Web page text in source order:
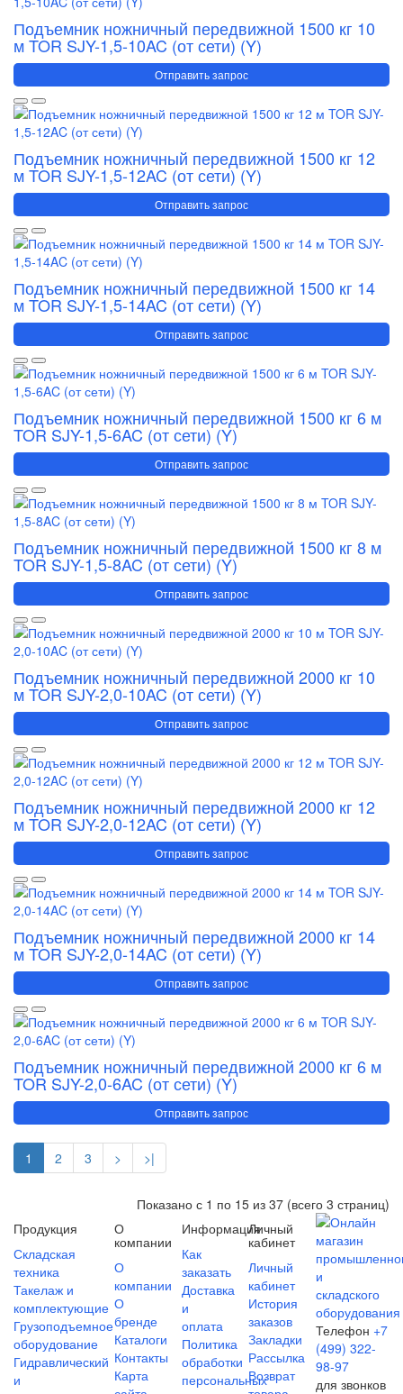
Подъемник ножничный передвижной 1500 кг 10
м TOR SJY-1,5-10AC (от сети) (Y)
Отправить запрос
Подъемник ножничный передвижной 1500 кг 12
м TOR SJY-1,5-12AC (от сети) (Y)
Отправить запрос
Подъемник ножничный передвижной 1500 кг 14
м TOR SJY-1,5-14AC (от сети) (Y)
Отправить запрос
Подъемник ножничный передвижной 1500 кг 6 м
TOR SJY-1,5-6AC (от сети) (Y)
Отправить запрос
Подъемник ножничный передвижной 1500 кг 8 м
TOR SJY-1,5-8AC (от сети) (Y)
Отправить запрос
Подъемник ножничный передвижной 2000 кг 10
м TOR SJY-2,0-10AC (от сети) (Y)
Отправить запрос
Подъемник ножничный передвижной 2000 кг 12
м TOR SJY-2,0-12AC (от сети) (Y)
Отправить запрос
Подъемник ножничный передвижной 2000 кг 14
м TOR SJY-2,0-14AC (от сети) (Y)
Отправить запрос
Подъемник ножничный передвижной 2000 кг 6 м
TOR SJY-2,0-6AC (от сети) (Y)
Отправить запрос
1 2 3 > >|
Показано с 1 по 15 из 37 (всего 3 страниц)
Продукция
Складская
техника
Такелаж и
комплектующие
Грузоподъемное
оборудование
Гидравлический
и
О
компании
О
компании
О
бренде
Каталоги
Контакты
Карта
Информация
Как
заказать
Доставка
и
оплата
Политика
обработки
персональных
Личный
кабинет
Личный
кабинет
История
заказов
Закладки
Рассылка
Возврат
Телефон +7
(499) 322-
98-97
для звонков